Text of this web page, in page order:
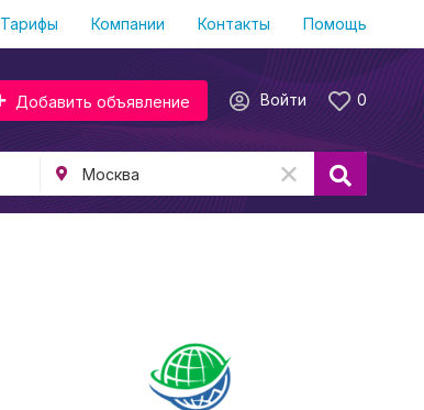
Тарифы Компании Контакты Помощь
0
Войти
Добавить объявление